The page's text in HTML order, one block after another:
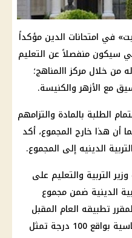
في امتحانات الدين مؤكداً
سيكون منفصلاً عن التعليم
خلال مركز االمناهج؛
مع الأزهر والكنيسة.
الطلبة بالمادة والتزامهم
أن هذا خارج المجموع، أكد
الدينيه إلى المجموع.
التربية والتعليم على
الدينية ضمن مجموع
تطبيقه العام المقبل
كبديل للثانوية العامة كمادة أساسية بواقع 100 درجة تمثل